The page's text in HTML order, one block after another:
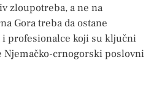
zloupotreba, a ne na
Gora treba da ostane
profesionalce koji su ključni
Njemačko-crnogorski poslovni